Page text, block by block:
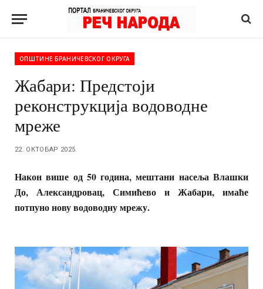
ОПШТИНЕ БРАНИЧЕВСКОГ ОКРУГА
Жабари: Предстоји
реконструкција водоводне
мреже
22. ОКТОБАР 2025.
Након више од 50 година, мештани насеља Влашки
До, Александровац, Симићево и Жабари, имаће
потпуно нову водоводну мрежу.